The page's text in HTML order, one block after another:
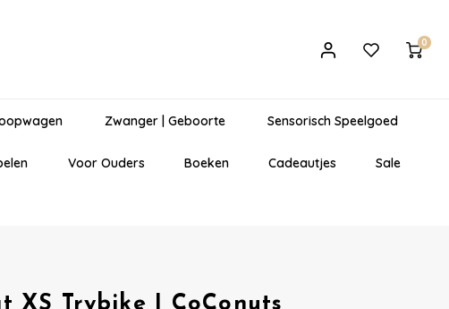
0
Zwanger | Geboorte Sensorisch Speelgoed
Voor Ouders Boeken Cadeautjes Sale
XS Trybike | CoConuts